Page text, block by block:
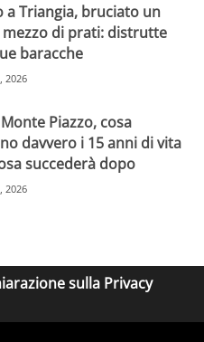
a Triangia, bruciato un
di prati: distrutte
baracche
2026
Piazzo, cosa
davvero i 15 anni di vita
succederà dopo
2026
sulla Privacy